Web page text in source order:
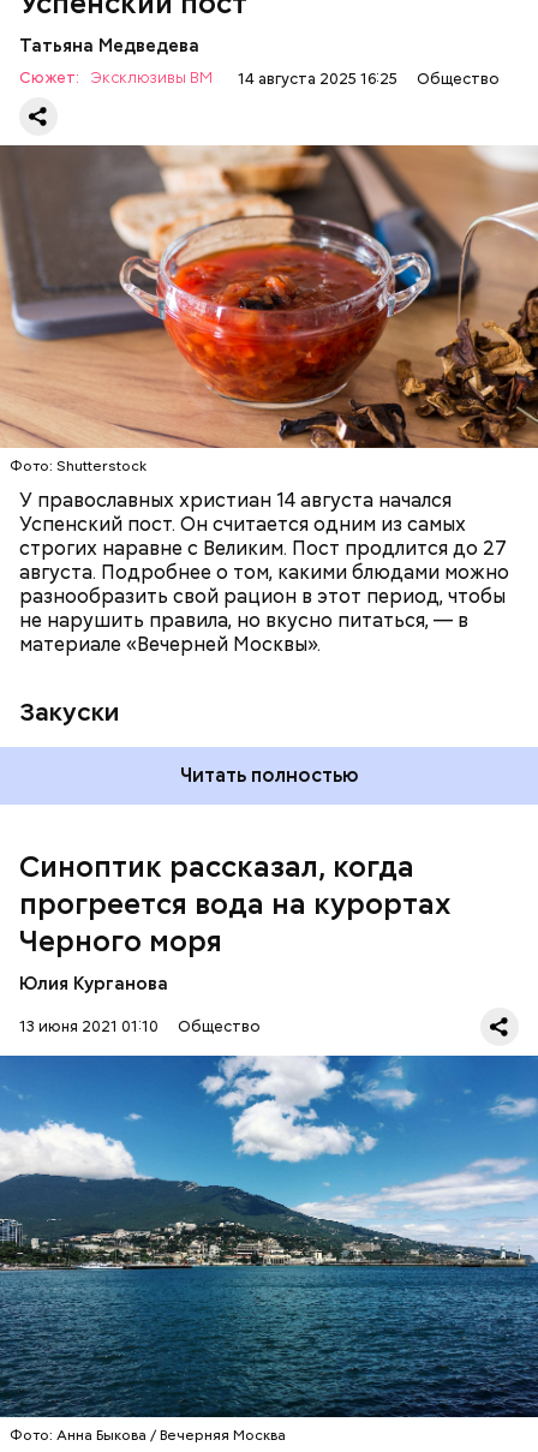
Татьяна Медведева
Сюжет: Эксклюзивы ВМ 14 августа 2025 16:25 Общество
Фото: Shutterstock
У православных христиан 14 августа начался
Успенский пост. Он считается одним из самых
строгих наравне с Великим. Пост продлится до 27
августа. Подробнее о том, какими блюдами можно
разнообразить свой рацион в этот период, чтобы
не нарушить правила, но вкусно питаться, — в
материале «Вечерней Москвы».
Закуски
Баклажаны с овощами
Читать полностью
ПРАВОСЛАВИЕ ЕДА РЕЦЕПТЫ
Синоптик рассказал, когда
прогреется вода на курортах
Черного моря
Юлия Курганова
13 июня 2021 01:10 Общество
Фото: Анна Быкова / Вечерняя Москва
Синоптик отметил, что в Сочи, Феодосии, Алуште,
Ялте вода пока прогрелась лишь до 17 градусов
тепла, в Туапсе — до 18 градусов, а в Евпатории —
до 19 градусов.
По словам Вильфанда, с середины следующей
прогреваться, потому что на юг России придет
потепление. Температура воздуха будет там выше
нормы уже к середине следующей недели — плюс
24-28 градусов, передает
Читайте также:Синоптик предупредил о переносе
купального сезона в Москве и Подмосковье
ЧЕРНОЕ МОРЕ
ПОГОДА
КУПАЛЬНЫЙ СЕЗОН